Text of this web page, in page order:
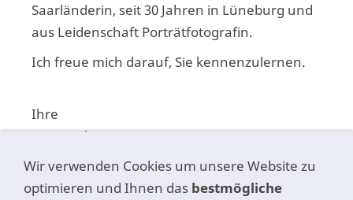
Saarländerin, seit 30 Jahren in Lüneburg und
aus Leidenschaft Porträtfotografin.
Ich freue mich darauf, Sie kennenzulernen.
Ihre
Ute Bösch
Design of Photo / Lüneburg
Wir verwenden Cookies um unsere Website zu
optimieren und Ihnen das bestmögliche